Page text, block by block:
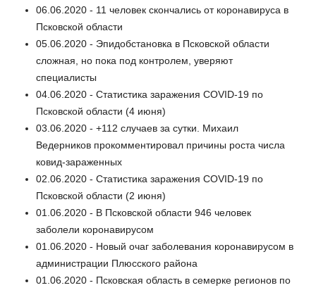
06.06.2020 - 11 человек скончались от коронавируса в
Псковской области
05.06.2020 - Эпидобстановка в Псковской области
сложная, но пока под контролем, уверяют
специалисты
04.06.2020 - Статистика заражения COVID-19 по
Псковской области (4 июня)
03.06.2020 - +112 случаев за сутки. Михаил
Ведерников прокомментировал причины роста числа
ковид-зараженных
02.06.2020 - Статистика заражения COVID-19 по
Псковской области (2 июня)
01.06.2020 - В Псковской области 946 человек
заболели коронавирусом
01.06.2020 - Новый очаг заболевания коронавирусом в
администрации Плюсского района
01.06.2020 - Псковская область в семерке регионов по